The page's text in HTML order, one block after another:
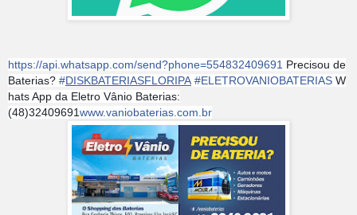
https://api.whatsapp.com/send?phone=554832409691 Precisou de
Baterias? #DISKBATERIASFLORIPA #ELETROVANIOBATERIAS W
hats App da Eletro Vânio Baterias:
(48)32409691www.vaniobaterias.com.br